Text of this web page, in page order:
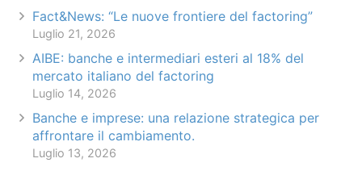
Fact&News: “Le nuove frontiere del factoring”
Luglio 21, 2026
AIBE: banche e intermediari esteri al 18% del
mercato italiano del factoring
Luglio 14, 2026
Banche e imprese: una relazione strategica per
affrontare il cambiamento.
Luglio 13, 2026